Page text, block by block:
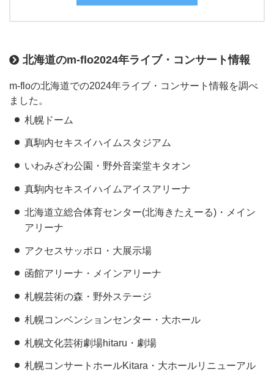
北海道のm-flo2024年ライブ・コンサート情報
m-floの北海道での2024年ライブ・コンサート情報を調べ
ました。
札幌ドーム
真駒内セキスイハイムスタジアム
いわみざわ公園・野外音楽堂キタオン
真駒内セキスイハイムアイスアリーナ
北海道立総合体育センター(北海きたえーる)・メイン
アリーナ
アクセスサッポロ・大展示場
函館アリーナ・メインアリーナ
札幌芸術の森・野外ステージ
札幌コンベンションセンター・大ホール
札幌文化芸術劇場hitaru・劇場
札幌コンサートホールKitara・大ホールリニューアル